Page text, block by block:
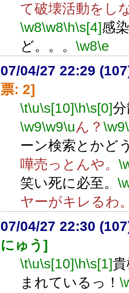
て破壊活動をし
\w8\w8\h\s[4]感
ど。。。 \w8\e
07/04/27 22:29
票: 2]
\t\u\s[10]\h\s[0]
\w9\w9\uん？ \w9
ーン検索とかど
嘩売っとんや。
笑い死に必至。
ヤーがキレるわ
07/04/27 22:30
にゅう]
\t\u\s[10]\h\s[1]
まれているっ！